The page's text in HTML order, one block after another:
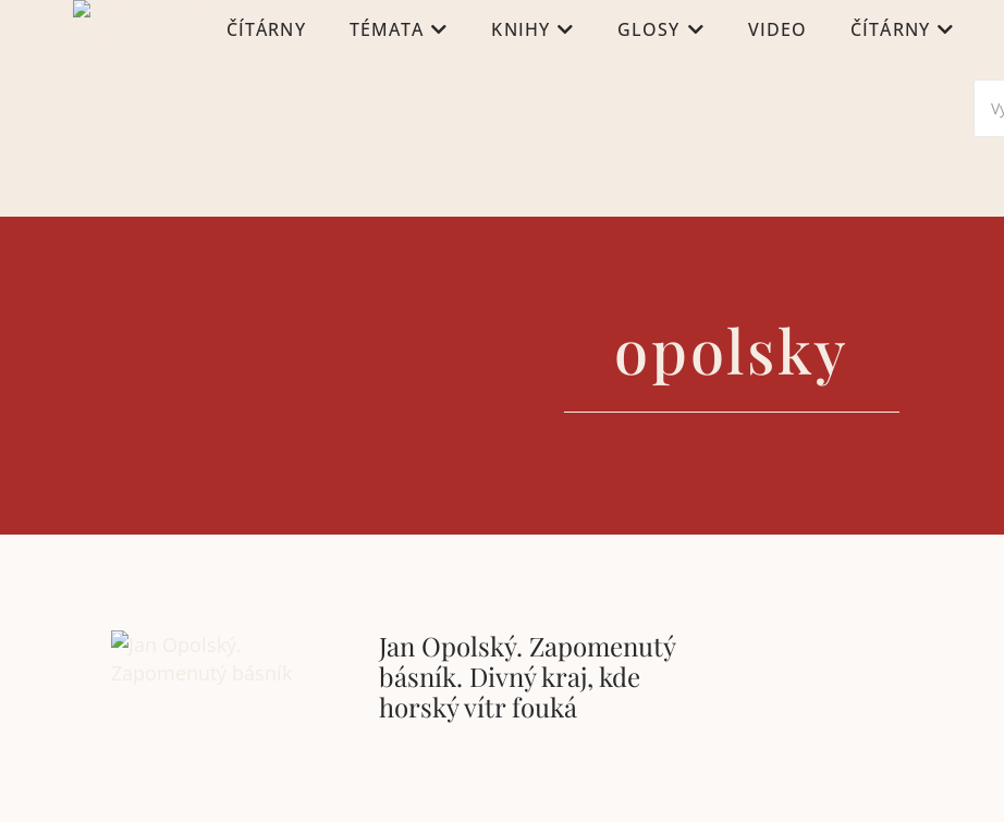
ČÍTÁRNY TÉMATA KNIHY GLOSY VIDEO ČÍTÁRNY
opolsky
Jan Opolský. Zapomenutý
básník. Divný kraj, kde
horský vítr fouká